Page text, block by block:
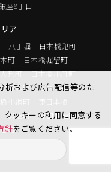
座8丁目
ア
八丁堀
日本橋兜町
町
日本橋堀留町
形町
日本橋小舟町
橋浜町
日本橋中洲
小網町
東日本橋
鍛冶町
神田鍛冶町
町
析および広告配信等のた
ッキーの利用に同意する
針をご覧ください。